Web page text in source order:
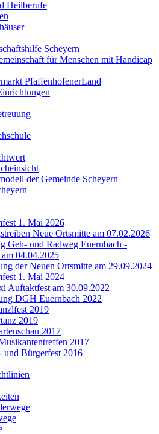
Heilberufe
Scheyern
für Menschen mit Handicap
PfaffenhofenerLand
der Gemeinde Scheyern
1. Mai 2026
Neue Ortsmitte am 07.02.2026
Geh- und Radweg Euernbach -
04.04.2025
der Neuen Ortsmitte am 29.09.2024
1. Mai 2024
Auftaktfest am 30.09.2022
DGH Euernbach 2022
2019
2019
2017
2017
und Bürgerfest 2016